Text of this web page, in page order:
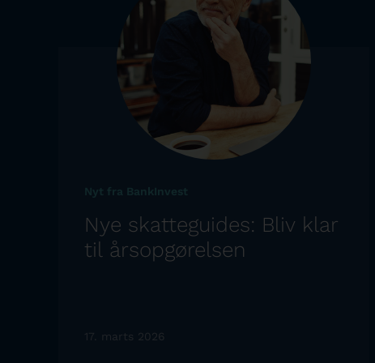
Nyt fra BankInvest
Nye skatteguides: Bliv klar
til årsopgørelsen
17. marts 2026